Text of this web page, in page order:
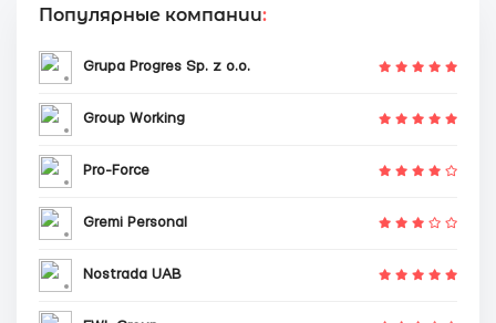
Популярные компании:
Grupa Progres Sp. z o.o.
Group Working
Pro-Force
Gremi Personal
Nostrada UAB